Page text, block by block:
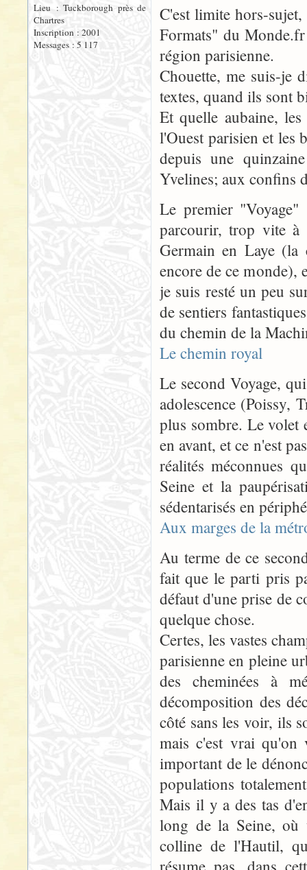
Lieu : Tuckborough près de
Chartres
Inscription : 2001
Messages : 5 117
C'est limite hors-
Formats" du Monde.fr
région parisienne.
Chouette, me suis-je
textes, quand ils sont
Et quelle aubaine,
l'Ouest parisien et les
depuis une
Yvelines; aux confins
Le premier
parcourir, trop vite à
Germain en Laye
encore de ce monde),
je suis resté un peu
de sentiers
du chemin de la
Le chemin royal
Le second Voyage,
adolescence (Poissy,
plus sombre. Le volet
en avant, et ce n'est
réalités méconnues
Seine et la
sédentarisés en
Aux marges de la
Au terme de ce
fait que le parti pris
défaut d'une prise de
quelque chose.
Certes, les vastes
parisienne en pleine
des cheminées à
décomposition des
côté sans les voir, ils
mais c'est vrai
important de le
populations
Mais il y a des tas
long de la Seine, où
colline de l'Hautil,
résume pas, dans